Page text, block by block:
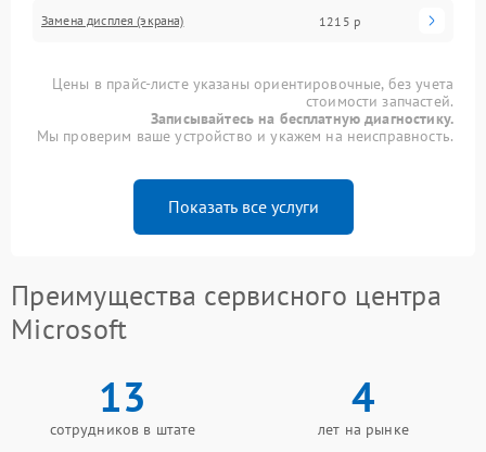
Замена дисплея (экрана) 1215 р
Цены в прайс-листе указаны ориентировочные, без учета
стоимости запчастей.
Записывайтесь на бесплатную диагностику.
Мы проверим ваше устройство и укажем на неисправность.
Показать все услуги
Преимущества сервисного центра
Microsoft
13
сотрудников в штате
4
лет на рынке